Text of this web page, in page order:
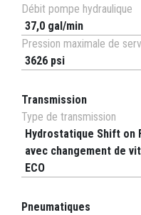
Débit pompe hydraulique
37,0 gal/min
Pression maximale de
3626 psi
Transmission
Type de transmission
Hydrostatique Shift
avec changement de
ECO
Pneumatiques